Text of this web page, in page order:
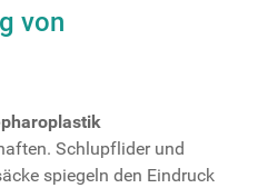
von
Schlupflider und
spiegeln den Eindruck